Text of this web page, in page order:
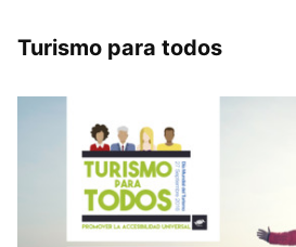
Turismo para todos